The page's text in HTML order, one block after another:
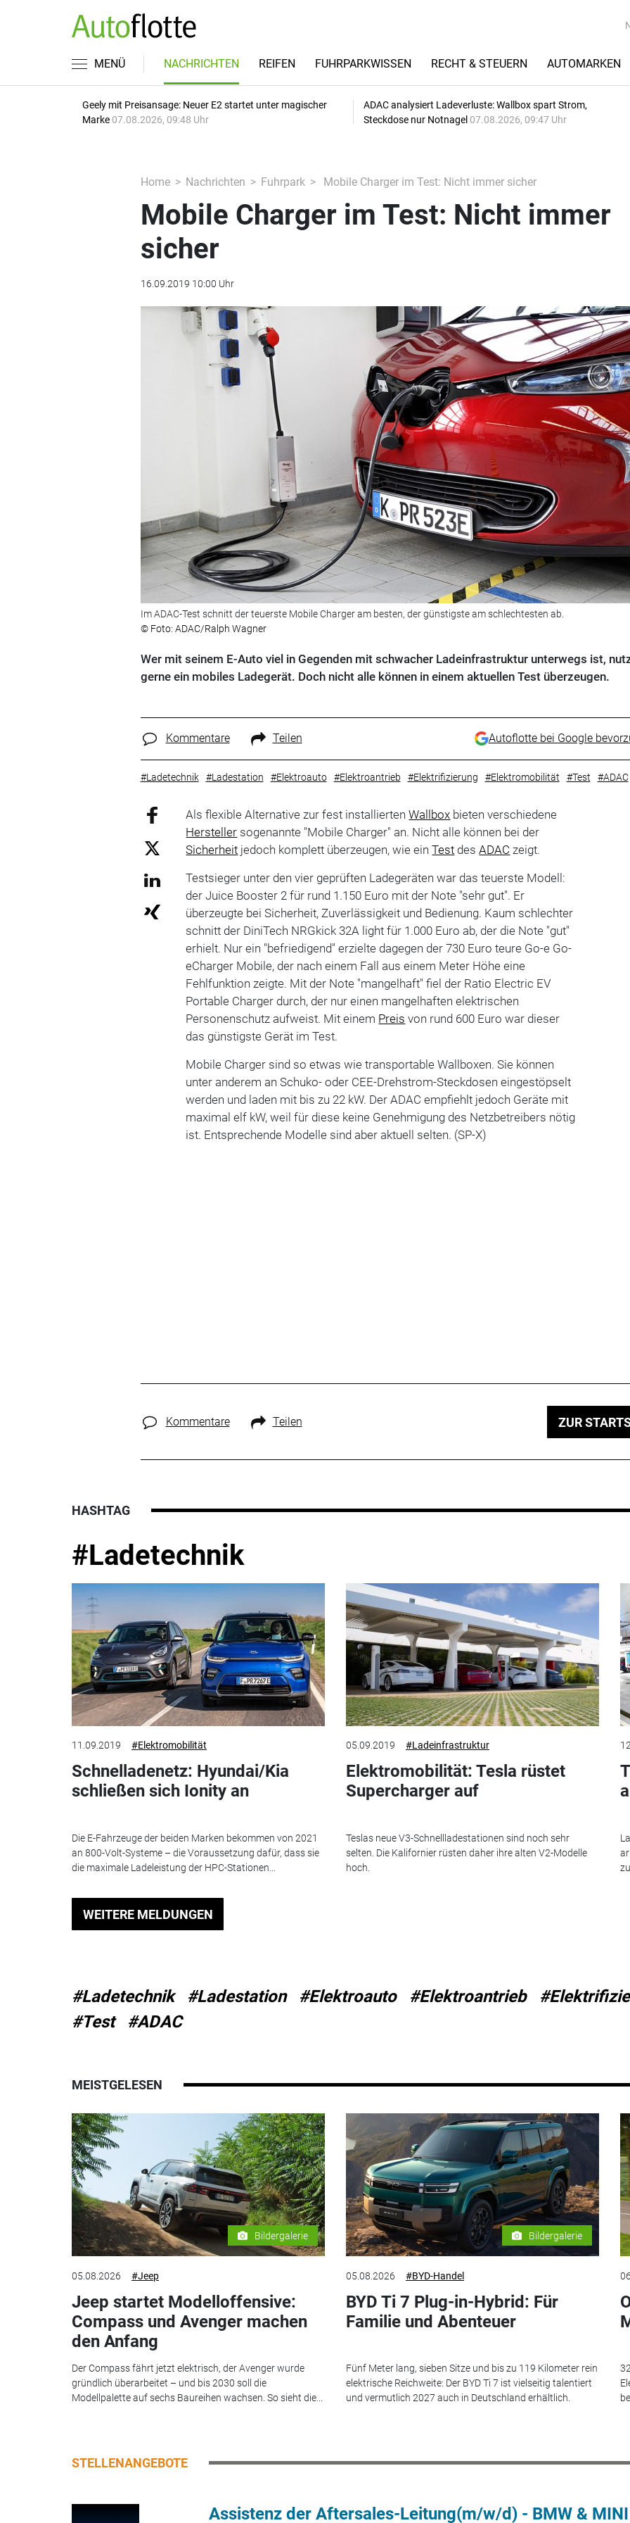
MENÜ NACHRICHTEN REIFEN FUHRPARKWISSEN RECHT & STEUERN AUTOMARKEN
Geely mit Preisansage: Neuer E2 startet unter magischer
Marke 07.08.2026, 09:48 Uhr
ADAC analysiert Ladeverluste: Wallbox spart Strom,
Steckdose nur Notnagel 07.08.2026, 09:47 Uhr
Home Nachrichten Fuhrpark Mobile Charger im Test: Nicht immer sicher
Mobile Charger im Test: Nicht immer
sicher
16.09.2019 10:00 Uhr
Im ADAC-Test schnitt der teuerste Mobile Charger am besten, der günstigste am schlechtesten ab.
© Foto: ADAC/Ralph Wagner
Wer mit seinem E-Auto viel in Gegenden mit schwacher Ladeinfrastruktur unterwegs ist,
gerne ein mobiles Ladegerät. Doch nicht alle können in einem aktuellen Test überzeugen.
Kommentare Teilen Autoflotte bei Google
#Ladetechnik #Ladestation #Elektroauto #Elektroantrieb #Elektrifizierung #Elektromobilität #Test #ADAC
Als flexible Alternative zur fest installiertenWallbox bieten verschiedene
Hersteller sogenannte "Mobile Charger" an. Nicht alle können bei der
Sicherheit jedoch komplett überzeugen, wie einTest desADAC zeigt.
Testsieger unter den vier geprüften Ladegeräten war das teuerste Modell:
der Juice Booster 2 für rund 1.150 Euro mit der Note "sehr gut". Er
überzeugte bei Sicherheit, Zuverlässigkeit und Bedienung. Kaum schlechter
schnitt der DiniTech NRGkick 32A light für 1.000 Euro ab, der die Note "gut"
erhielt. Nur ein "befriedigend" erzielte dagegen der 730 Euro teure Go-e Go-
eCharger Mobile, der nach einem Fall aus einem Meter Höhe eine
Fehlfunktion zeigte. Mit der Note "mangelhaft" fiel der Ratio Electric EV
Portable Charger durch, der nur einen mangelhaften elektrischen
Personenschutz aufweist. Mit einem Preis von rund 600 Euro war dieser
das günstigste Gerät im Test.
Mobile Charger sind so etwas wie transportable Wallboxen. Sie können
unter anderem an Schuko- oder CEE-Drehstrom-Steckdosen eingestöpselt
werden und laden mit bis zu 22 kW. Der ADAC empfiehlt jedoch Geräte mit
maximal elf kW, weil für diese keine Genehmigung des Netzbetreibers nötig
ist. Entsprechende Modelle sind aber aktuell selten. (SP-X)
Kommentare Teilen ZUR
HASHTAG
#Ladetechnik
11.09.2019 #Elektromobilität
Schnelladenetz: Hyundai/Kia
schließen sich Ionity an
Die E-Fahrzeuge der beiden Marken bekommen von 2021
an 800-Volt-Systeme – die Voraussetzung dafür, dass sie
die maximale Ladeleistung der HPC-Stationen...
05.09.2019 #Ladeinfrastruktur
Elektromobilität: Tesla rüstet
Supercharger auf
Teslas neue V3-Schnellladestationen sind noch sehr
selten. Die Kalifornier rüsten daher ihre alten V2-Modelle
hoch.
WEITERE MELDUNGEN
#Ladetechnik #Ladestation #Elektroauto #Elektroantrieb
#Test
#ADAC
MEISTGELESEN
Bildergalerie
05.08.2026 #Jeep
Jeep startet Modelloffensive:
Compass und Avenger machen
den Anfang
Der Compass fährt jetzt elektrisch, der Avenger wurde
gründlich überarbeitet – und bis 2030 soll die
Modellpalette auf sechs Baureihen wachsen. So sieht die...
Bildergalerie
05.08.2026 #BYD-Handel
BYD Ti 7 Plug-in-Hybrid: Für
Familie und Abenteuer
Fünf Meter lang, sieben Sitze und bis zu 119 Kilometer rein
elektrische Reichweite: Der BYD Ti 7 ist vielseitig talentiert
und vermutlich 2027 auch in Deutschland erhältlich.
STELLENANGEBOTE
Assistenz der Aftersales-Leitung(m/w/d) - BMW & MINI